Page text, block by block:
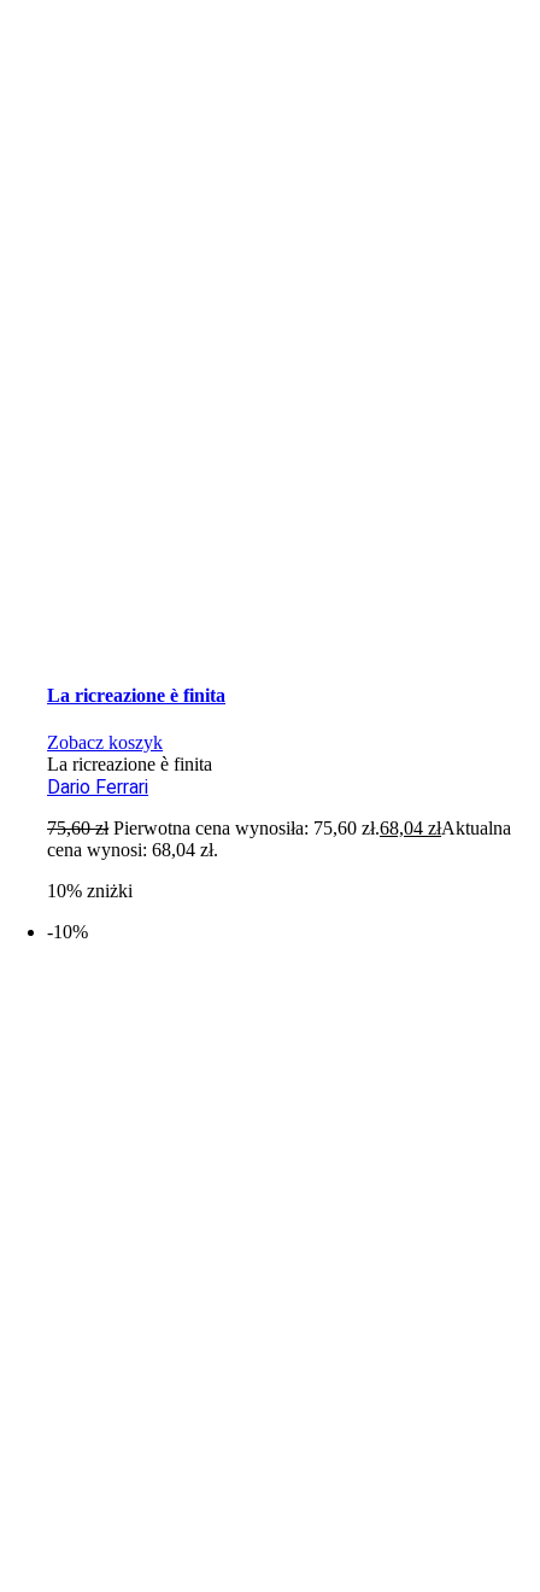
La ricreazione è finita
Zobacz koszyk
La ricreazione è finita
Dario Ferrari
75,60zł Pierwotna cena wynosiła: 75,60 zł.68,04złAktualna
cena wynosi: 68,04 zł.
10% zniżki
-10%